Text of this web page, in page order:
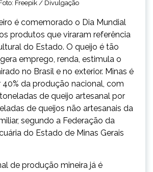
Freepik / Divulgação
é comemorado o Dia Mundial
produtos que viraram referência
do Estado. O queijo é tão
emprego, renda, estimula o
no Brasil e no exterior. Minas é
da produção nacional, com
de queijo artesanal por
de queijos não artesanais da
segundo a Federação da
do Estado de Minas Gerais
de produção mineira já é